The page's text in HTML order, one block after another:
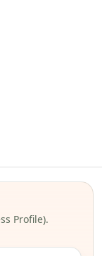
Profile).